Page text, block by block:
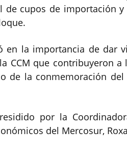
de cupos de importación
en la importancia de dar
CCM que contribuyeron
de la conmemoración del
por la
del Mercosur,